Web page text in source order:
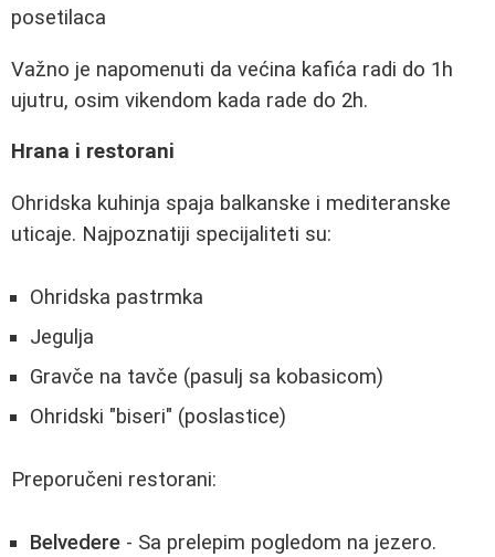
posetilaca
Važno je napomenuti da većina kafića radi do 1h
ujutru, osim vikendom kada rade do 2h.
Hrana i restorani
Ohridska kuhinja spaja balkanske i mediteranske
uticaje. Najpoznatiji specijaliteti su:
Ohridska pastrmka
Jegulja
Gravče na tavče (pasulj sa kobasicom)
Ohridski "biseri" (poslastice)
Preporučeni restorani:
Belvedere - Sa prelepim pogledom na jezero.